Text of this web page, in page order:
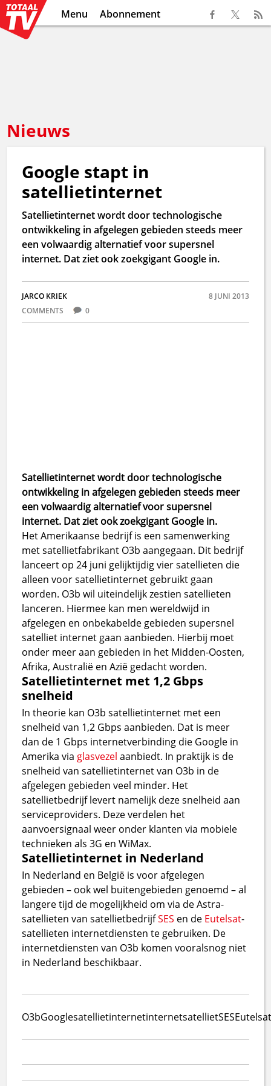
Menu Abonnement
Nieuws
Google stapt in
satellietinternet
Satellietinternet wordt door technologische
ontwikkeling in afgelegen gebieden steeds meer
een volwaardig alternatief voor supersnel
internet. Dat ziet ook zoekgigant Google in.
JARCO KRIEK
8 JUNI 2013
COMMENTS
0
Satellietinternet wordt door technologische
ontwikkeling in afgelegen gebieden steeds meer
een volwaardig alternatief voor supersnel
internet. Dat ziet ook zoekgigant Google in.
Het Amerikaanse bedrijf is een samenwerking
met satellietfabrikant O3b aangegaan. Dit bedrijf
lanceert op 24 juni gelijktijdig vier satellieten die
alleen voor satellietinternet gebruikt gaan
worden. O3b wil uiteindelijk zestien satellieten
lanceren. Hiermee kan men wereldwijd in
afgelegen en onbekabelde gebieden supersnel
satelliet internet gaan aanbieden. Hierbij moet
onder meer aan gebieden in het Midden-Oosten,
Afrika, Australië en Azië gedacht worden.
Satellietinternet met 1,2 Gbps
snelheid
In theorie kan O3b satellietinternet met een
snelheid van 1,2 Gbps aanbieden. Dat is meer
dan de 1 Gbps internetverbinding die Google in
Amerika via glasvezelaanbiedt. In praktijk is de
snelheid van satellietinternet van O3b in de
afgelegen gebieden veel minder. Het
satellietbedrijf levert namelijk deze snelheid aan
serviceproviders. Deze verdelen het
aanvoersignaal weer onder klanten via mobiele
technieken als 3G en WiMax.
Satellietinternet in Nederland
In Nederland en België is voor afgelegen
gebieden – ook wel buitengebieden genoemd – al
langere tijd de mogelijkheid om via de Astra-
satellieten van satellietbedrijfSES en de Eutelsat-
satellieten internetdiensten te gebruiken. De
internetdiensten van O3b komen vooralsnog niet
in Nederland beschikbaar.
O3bGooglesatellietinternetinternetsatellietSES